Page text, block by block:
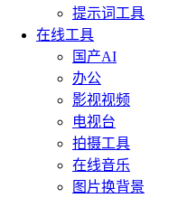
提示词工具
在线工具
国产AI
办公
影视视频
电视台
拍摄工具
在线音乐
图片换背景